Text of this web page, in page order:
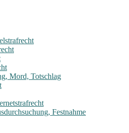
Mord, Totschlag
Festnahme